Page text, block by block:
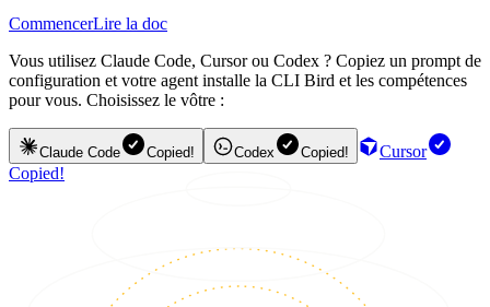
CommencerLire la doc
Vous utilisez Claude Code, Cursor ou Codex ? Copiez un prompt de
configuration et votre agent installe la CLI Bird et les compétences
pour vous. Choisissez le vôtre :
Claude Code Copied! Codex Copied!
Cursor
Copied!